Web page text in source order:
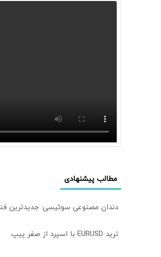
مطالب پیشنهادی
دندان مصنوعی سوئیسی: جدیدترین
ترید EURUSD با اسپرد از صفر پیپ